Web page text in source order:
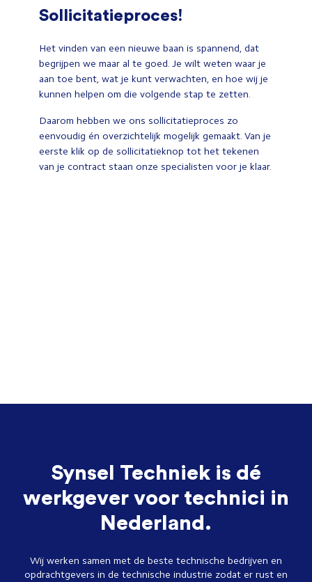
Sollicitatieproces!
Het vinden van een nieuwe baan is spannend, dat
begrijpen we maar al te goed. Je wilt weten waar je
aan toe bent, wat je kunt verwachten, en hoe wij je
kunnen helpen om die volgende stap te zetten.
Daarom hebben we ons sollicitatieproces zo
eenvoudig én overzichtelijk mogelijk gemaakt. Van je
eerste klik op de sollicitatieknop tot het tekenen
van je contract staan onze specialisten voor je klaar.
Synsel Techniek is dé
werkgever voor technici in
Nederland.
Wij werken samen met de beste technische bedrijven en
opdrachtgevers in de technische industrie zodat er rust en